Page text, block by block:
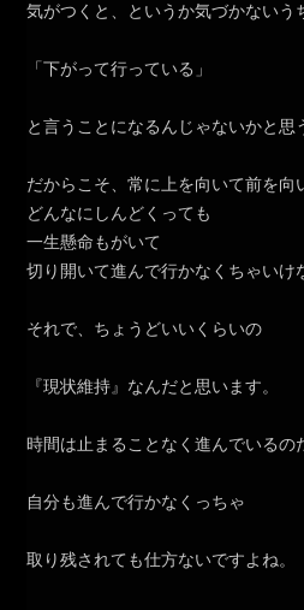
気がつくと、というか気づかないう
「下がって行っている」
と言うことになるんじゃないかと思
だからこそ、常に上を向いて前を向
どんなにしんどくっても
一生懸命もがいて
切り開いて進んで行かなくちゃいけ
それで、ちょうどいいくらいの
『現状維持』なんだと思います。
時間は止まることなく進んでいるの
自分も進んで行かなくっちゃ
取り残されても仕方ないですよね。